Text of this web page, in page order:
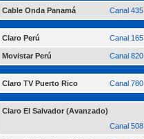
Cable Onda Panamá Canal 435
Claro Perú Canal 165
Movistar Perú Canal 820
Claro TV Puerto Rico Canal 780
Claro El Salvador (Avanzado)
Canal 508